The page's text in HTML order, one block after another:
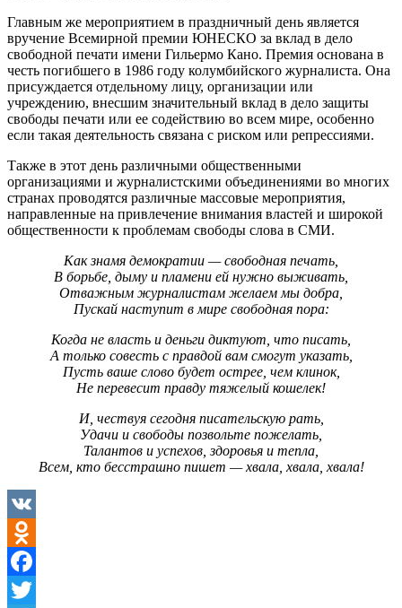
Главным же мероприятием в праздничный день является
вручение Всемирной премии ЮНЕСКО за вклад в дело
свободной печати имени Гильермо Кано. Премия основана в
честь погибшего в 1986 году колумбийского журналиста. Она
присуждается отдельному лицу, организации или
учреждению, внесшим значительный вклад в дело защиты
свободы печати или ее содействию во всем мире, особенно
если такая деятельность связана с риском или репрессиями.
Также в этот день различными общественными
организациями и журналистскими объединениями во многих
странах проводятся различные массовые мероприятия,
направленные на привлечение внимания властей и широкой
общественности к проблемам свободы слова в СМИ.
Как знамя демократии — свободная печать,
В борьбе, дыму и пламени ей нужно выживать,
Отважным журналистам желаем мы добра,
Пускай наступит в мире свободная пора:
Когда не власть и деньги диктуют, что писать,
А только совесть с правдой вам смогут указать,
Пусть ваше слово будет острее, чем клинок,
Не перевесит правду тяжелый кошелек!
И, чествуя сегодня писательскую рать,
Удачи и свободы позвольте пожелать,
Талантов и успехов, здоровья и тепла,
Всем, кто бесстрашно пишет — хвала, хвала, хвала!
VK
Odnoklassniki
Facebook